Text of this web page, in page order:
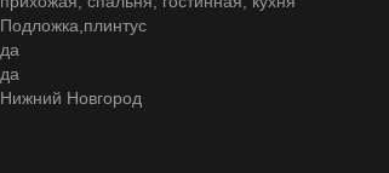
Подложка,плинтус
да
да
Нижний Новгород